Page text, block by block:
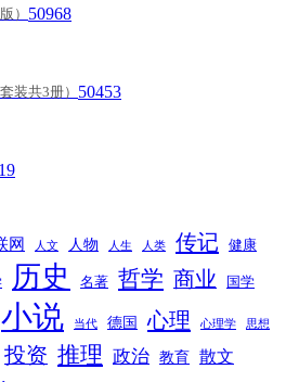
） 50968
装共3册） 50453
网 人文 人物 人生 人类 传记 健康
历史 名著 哲学 商业 国学
小说 当代 德国 心理 心理学 思想
投资 推理 政治 教育 散文